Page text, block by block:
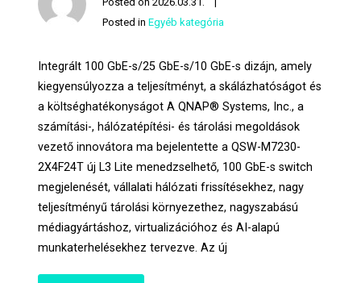
Posted inEgyéb kategória
Integrált 100 GbE-s/25 GbE-s/10 GbE-s dizájn, amely
kiegyensúlyozza a teljesítményt, a skálázhatóságot és
a költséghatékonyságot A QNAP® Systems, Inc., a
számítási-, hálózatépítési- és tárolási megoldások
vezető innovátora ma bejelentette a QSW-M7230-
2X4F24T új L3 Lite menedzselhető, 100 GbE-s switch
megjelenését, vállalati hálózati frissítésekhez, nagy
teljesítményű tárolási környezethez, nagyszabású
médiagyártáshoz, virtualizációhoz és AI-alapú
munkaterhelésekhez tervezve. Az új